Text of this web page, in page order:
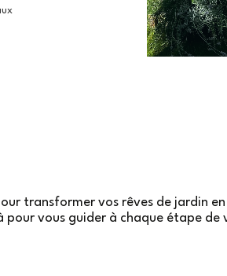
transformer vos rêves de jardin
pour vous guider à chaque étape